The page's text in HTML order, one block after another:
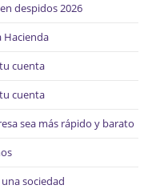
despidos 2026
Hacienda
cuenta
cuenta
sea más rápido y barato
sociedad